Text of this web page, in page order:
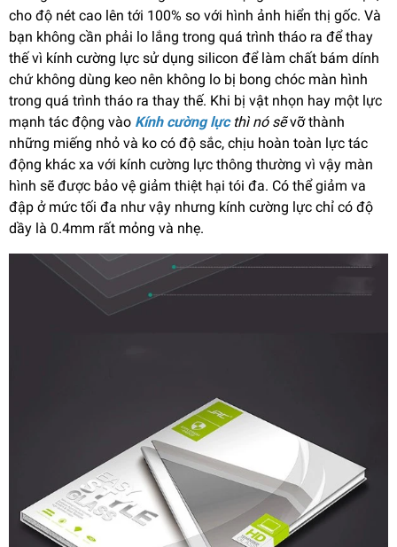
cho độ nét cao lên tới 100% so với hình ảnh hiển thị gốc. Và
bạn không cần phải lo lắng trong quá trình tháo ra để thay
thế vì kính cường lực sử dụng silicon để làm chất bám dính
chứ không dùng keo nên không lo bị bong chóc màn hình
trong quá trình tháo ra thay thế. Khi bị vật nhọn hay một lực
mạnh tác động vào Kính cường lựcthì nó sẽvỡ thành
những miếng nhỏ và ko có độ sắc, chịu hoàn toàn lực tác
động khác xa với kính cường lực thông thường vì vậy màn
hình sẽ được bảo vệ giảm thiệt hại tói đa. Có thể giảm va
đập ở mức tối đa như vậy nhưng kính cường lực chỉ có độ
dầy là 0.4mm rất mỏng và nhẹ.